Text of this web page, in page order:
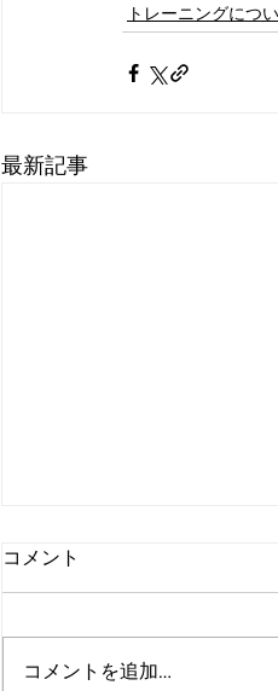
トレーニングにつ
最新記事
コメント
コメントを追加…